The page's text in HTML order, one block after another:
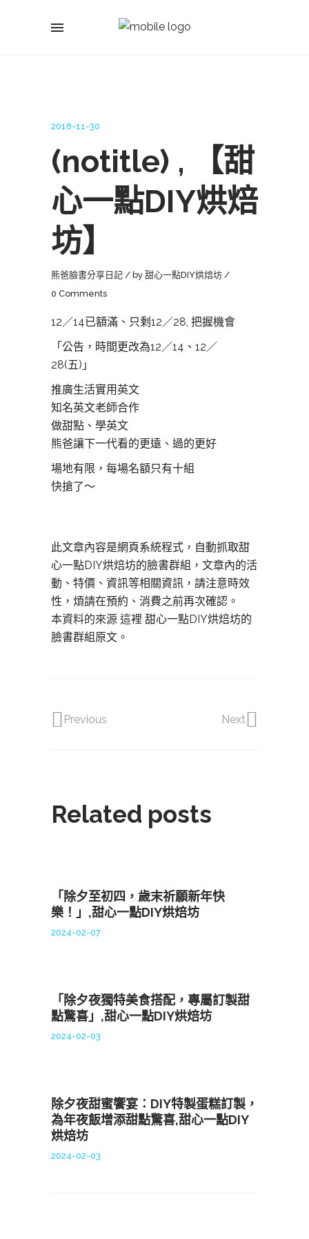
2018-11-30
(notitle) , 【甜
心一點DIY烘焙
坊】
熊爸臉書分享日記 by 甜心一點DIY烘焙坊
0 Comments
12／14已額滿、只剩12／28, 把握機會
「公告，時間更改為12／14、 12／
28(五)」
推廣生活實用英文
知名英文老師合作
做甜點、學英文
熊爸讓下一代看的更遠、過的更好
場地有限，每場名額只有十組
快搶了～
此文章內容是網頁系統程式，自動抓取甜
心一點DIY烘焙坊的臉書群組，文章內的活
動、特價、資訊等相關資訊，請注意時效
性，煩請在預約、消費之前再次確認。
本資料的來源 這裡 甜心一點DIY烘焙坊的
臉書群組原文。
Previous Next
Related posts
「除夕至初四，歲末祈願新年快
樂！」,甜心一點DIY烘焙坊
2024-02-07
「除夕夜獨特美食搭配，專屬訂製甜
點驚喜」,甜心一點DIY烘焙坊
2024-02-03
除夕夜甜蜜饗宴：DIY特製蛋糕訂製，
為年夜飯增添甜點驚喜,甜心一點DIY
烘焙坊
2024-02-03